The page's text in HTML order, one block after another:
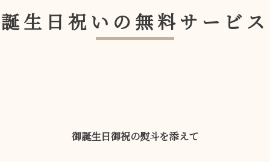
誕生日祝いの 無料サービス
御誕生日御祝の熨斗を添えて